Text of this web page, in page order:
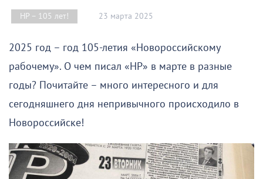
НР – 105 лет! 23 марта 2025
2025 год – год 105-летия «Новороссийскому
рабочему». О чем писал «НР» в марте в разные
годы? Почитайте – много интересного и для
сегодняшнего дня непривычного происходило в
Новороссийске!